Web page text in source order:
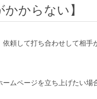
かからない】
頼して打ち合わせして相
ムページを立ち上げたい場